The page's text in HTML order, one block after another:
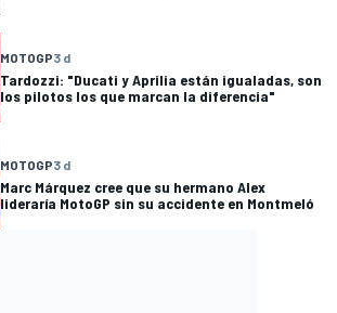
MOTOGP3 d
Tardozzi: "Ducati y Aprilia están igualadas, son
los pilotos los que marcan la diferencia"
MOTOGP3 d
Marc Márquez cree que su hermano Alex
lideraría MotoGP sin su accidente en Montmeló